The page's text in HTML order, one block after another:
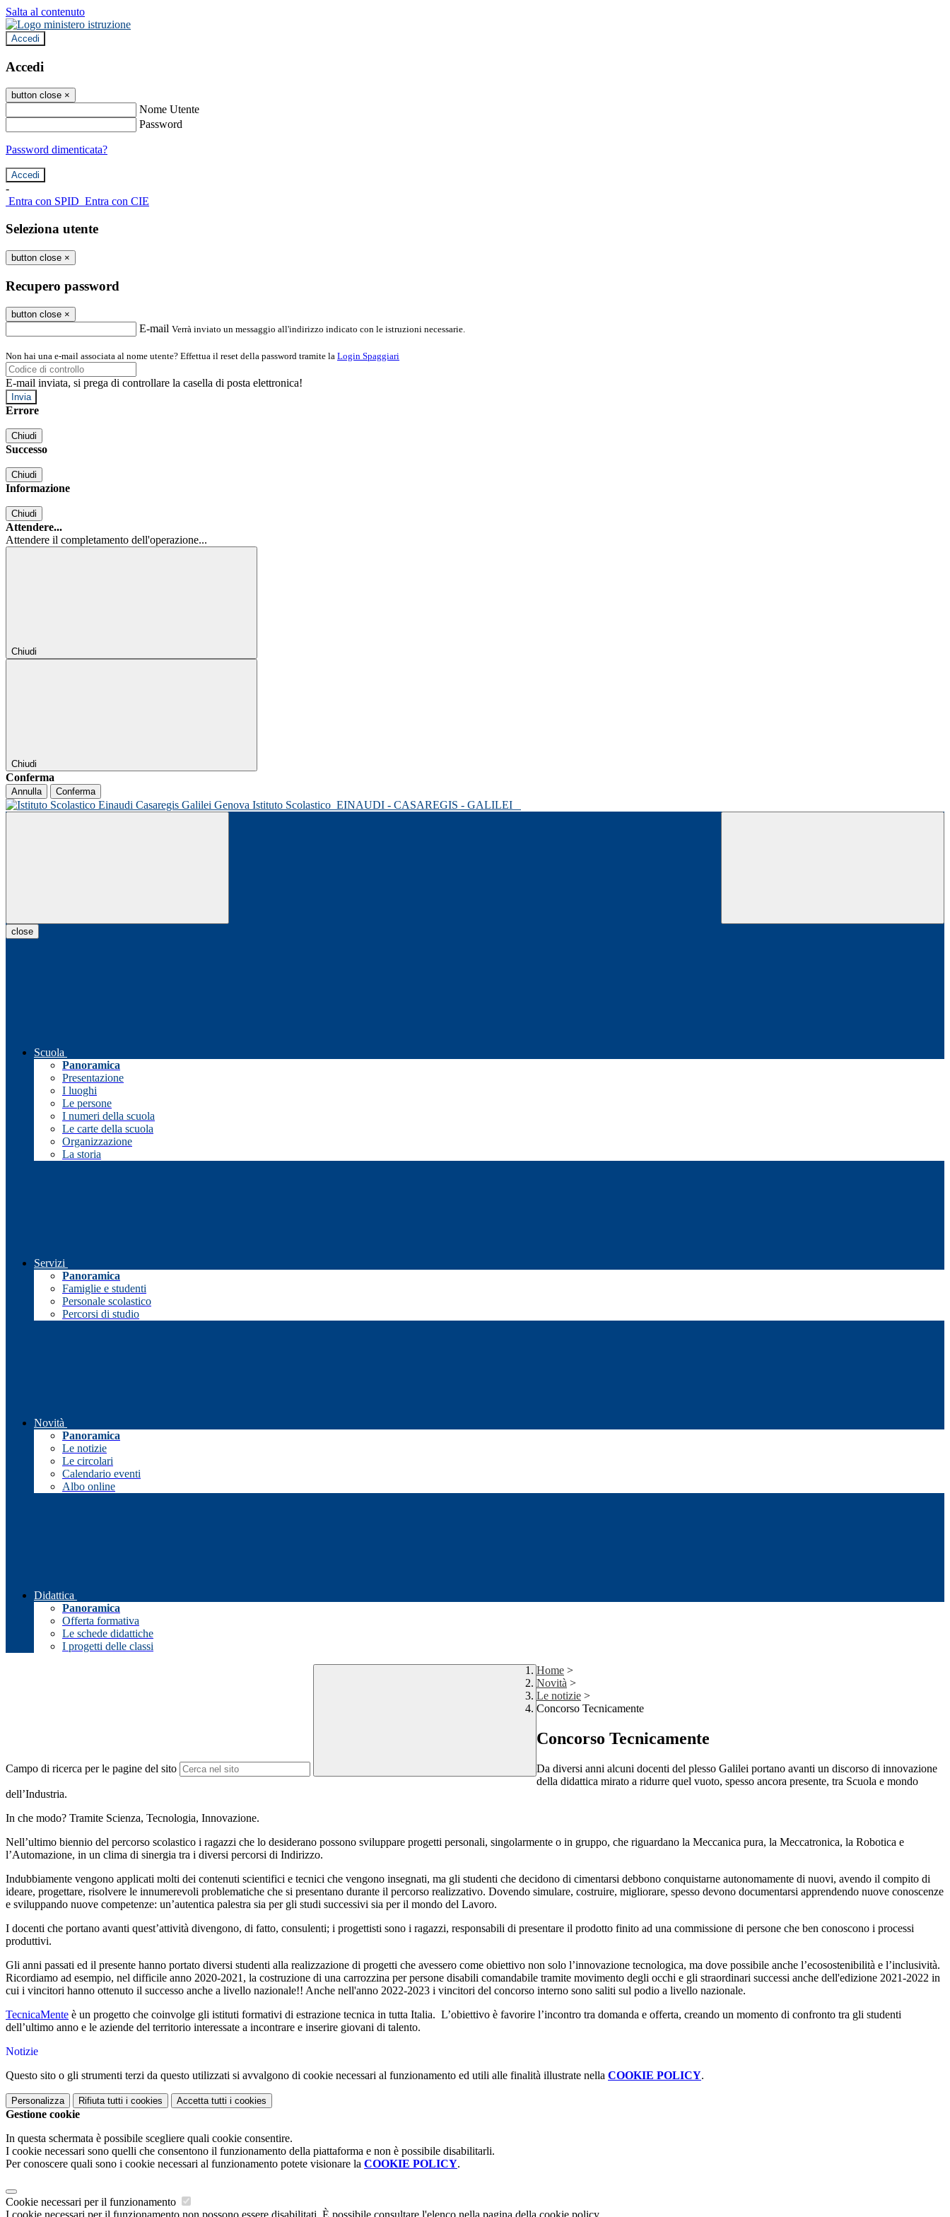
Salta al contenuto
Accedi
Accedi
button close ×
Nome Utente
Password
Password dimenticata?
-
Entra con SPID Entra con CIE
Seleziona utente
button close ×
Recupero password
button close ×
E-mail Verrà inviato un messaggio all'indirizzo indicato con le istruzioni necessarie.
Non hai una e-mail associata al nome utente? Effettua il reset della password tramite la Login Spaggiari
E-mail inviata, si prega di controllare la casella di posta elettronica!
Errore
Chiudi
Successo
Chiudi
Informazione
Chiudi
Attendere...
Attendere il completamento dell'operazione...
Chiudi
Chiudi
Conferma
Annulla Conferma
Istituto Scolastico EINAUDI - CASAREGIS - GALILEI
close
Scuola
Panoramica
Presentazione
I luoghi
Le persone
I numeri della scuola
Le carte della scuola
Organizzazione
La storia
Servizi
Panoramica
Famiglie e studenti
Personale scolastico
Percorsi di studio
Novità
Panoramica
Le notizie
Le circolari
Calendario eventi
Albo online
Didattica
Panoramica
Offerta formativa
Le schede didattiche
I progetti delle classi
Campo di ricerca per le pagine del sito
Home >
Novità >
Le notizie >
Concorso Tecnicamente
Concorso Tecnicamente
Da diversi anni alcuni docenti del plesso Galilei portano avanti un discorso di innovazione
della didattica mirato a ridurre quel vuoto, spesso ancora presente, tra Scuola e mondo
dell’Industria.
In che modo? Tramite Scienza, Tecnologia, Innovazione.
Nell’ultimo biennio del percorso scolastico i ragazzi che lo desiderano possono sviluppare progetti personali, singolarmente o in gruppo, che riguardano la Meccanica pura, la Meccatronica, la Robotica e
l’Automazione, in un clima di sinergia tra i diversi percorsi di Indirizzo.
Indubbiamente vengono applicati molti dei contenuti scientifici e tecnici che vengono insegnati, ma gli studenti che decidono di cimentarsi debbono conquistarne autonomamente di nuovi, avendo il compito di
ideare, progettare, risolvere le innumerevoli problematiche che si presentano durante il percorso realizzativo. Dovendo simulare, costruire, migliorare, spesso devono documentarsi apprendendo nuove conoscenze
e sviluppando nuove competenze: un’autentica palestra sia per gli studi successivi sia per il mondo del Lavoro.
I docenti che portano avanti quest’attività divengono, di fatto, consulenti; i progettisti sono i ragazzi, responsabili di presentare il prodotto finito ad una commissione di persone che ben conoscono i processi
produttivi.
Gli anni passati ed il presente hanno portato diversi studenti alla realizzazione di progetti che avessero come obiettivo non solo l’innovazione tecnologica, ma dove possibile anche l’ecosostenibilità e l’inclusività.
Ricordiamo ad esempio, nel difficile anno 2020-2021, la costruzione di una carrozzina per persone disabili comandabile tramite movimento degli occhi e gli straordinari successi anche dell'edizione 2021-2022 in
cui i vincitori hanno ottenuto il successo anche a livello nazionale!! Anche nell'anno 2022-2023 i vincitori del concorso interno sono saliti sul podio a livello nazionale.
TecnicaMente è un progetto che coinvolge gli istituti formativi di estrazione tecnica in tutta Italia. L’obiettivo è favorire l’incontro tra domanda e offerta, creando un momento di confronto tra gli studenti
dell’ultimo anno e le aziende del territorio interessate a incontrare e inserire giovani di talento.
Notizie
Questo sito o gli strumenti terzi da questo utilizzati si avvalgono di cookie necessari al funzionamento ed utili alle finalità illustrate nella COOKIE POLICY.
Personalizza Rifiuta tutti i cookies Accetta tutti i cookies
Gestione cookie
In questa schermata è possibile scegliere quali cookie consentire.
I cookie necessari sono quelli che consentono il funzionamento della piattaforma e non è possibile disabilitarli.
Per conoscere quali sono i cookie necessari al funzionamento potete visionare la COOKIE POLICY.
Cookie necessari per il funzionamento